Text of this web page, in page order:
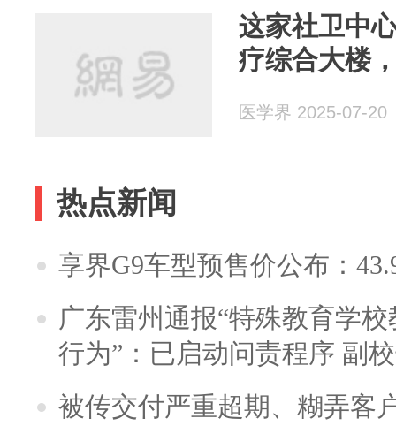
这家社卫中
疗综合大楼
医学界 2025-07-20
热点新闻
享界G9车型预售价公布：
广东雷州通报“特殊教育学
行为”：已启动问责程序 副
被传交付严重超期、糊弄客